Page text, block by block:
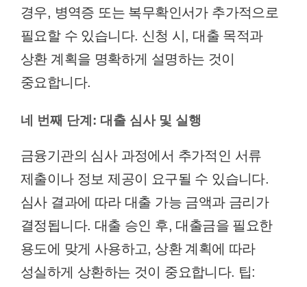
경우, 병역증 또는 복무확인서가 추가적으로
필요할 수 있습니다. 신청 시, 대출 목적과
상환 계획을 명확하게 설명하는 것이
중요합니다.
네 번째 단계: 대출 심사 및 실행
금융기관의 심사 과정에서 추가적인 서류
제출이나 정보 제공이 요구될 수 있습니다.
심사 결과에 따라 대출 가능 금액과 금리가
결정됩니다. 대출 승인 후, 대출금을 필요한
용도에 맞게 사용하고, 상환 계획에 따라
성실하게 상환하는 것이 중요합니다. 팁: